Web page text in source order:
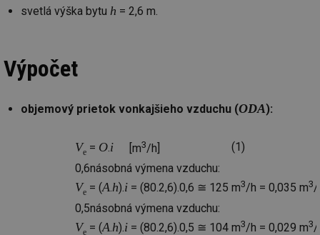
svetlá výška bytu h = 2,6 m.
Výpočet
objemový prietok vonkajšieho vzduchu (ODA):
Ve = O.i (1)
[m3/h]
0,6násobná výmena vzduchu:
Ve = (A.h).i = (80.2,6).0,6 ≅ 125 m3/h = 0,035 m3/
0,5násobná výmena vzduchu:
Ve = (A.h).i = (80.2,6).0,5 ≅ 104 m3/h = 0,029 m3/